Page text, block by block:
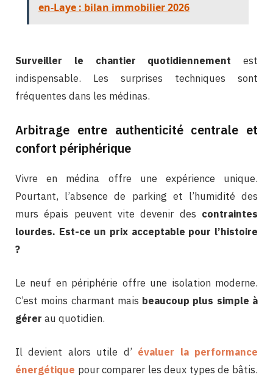
en-Laye : bilan immobilier 2026
Surveiller le chantier quotidiennement est
indispensable. Les surprises techniques sont
fréquentes dans les médinas.
Arbitrage entre authenticité centrale et
confort périphérique
Vivre en médina offre une expérience unique.
Pourtant, l’absence de parking et l’humidité des
murs épais peuvent vite devenir des contraintes
lourdes. Est-ce un prix acceptable pour l’histoire
?
Le neuf en périphérie offre une isolation moderne.
C’est moins charmant mais beaucoup plus simple à
gérer au quotidien.
Il devient alors utile d’ évaluer la performance
énergétique pour comparer les deux types de bâtis.